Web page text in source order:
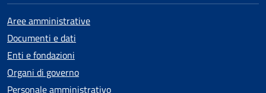
Aree amministrative
Documenti e dati
Enti e fondazioni
Organi di governo
Personale amministrativo